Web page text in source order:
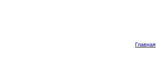
Главная